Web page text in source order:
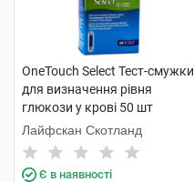
OneTouch Select Тест-смужки
для визначення рівня
глюкози у крові 50 шт
Лайфскан Скотланд
Є в наявності